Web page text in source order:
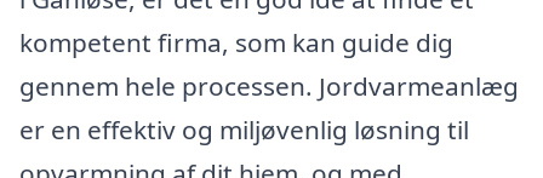
kompetent firma, som kan guide dig
gennem hele processen. Jordvarmeanlæg
er en effektiv og miljøvenlig løsning til